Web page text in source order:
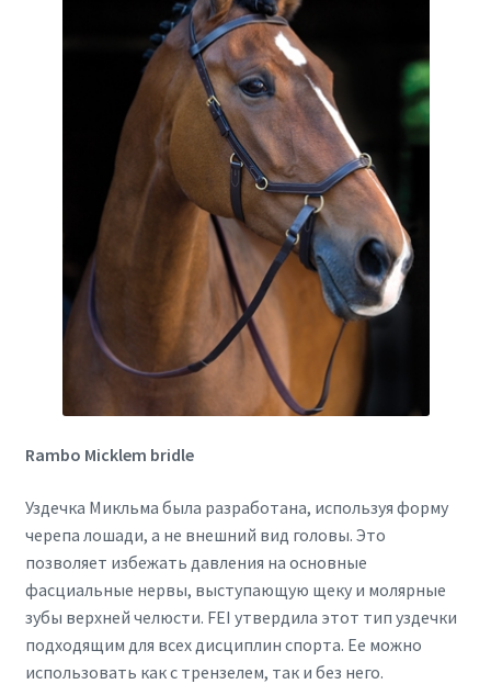
Rambo Micklem bridle
Уздечка Микльма была разработана, используя форму
черепа лошади, а не внешний вид головы. Это
позволяет избежать давления на основные
фасциальные нервы, выступающую щеку и молярные
зубы верхней челюсти. FEI утвердила этот тип уздечки
подходящим для всех дисциплин спорта. Ее можно
использовать как с трензелем, так и без него.